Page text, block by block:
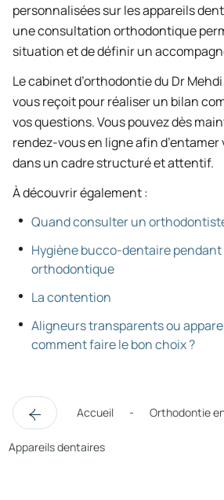
personnalisées sur les appareils
une consultation orthodontique
situation et de définir un
Le cabinet d’orthodontie du Dr Mehdi
vous reçoit pour réaliser un bilan
vos questions. Vous pouvez dès
rendez-vous en ligne afin
dans un cadre structuré et attentif.
À découvrir également :
Quand consulter un
Hygiène bucco-dentaire
orthodontique
La contention
Aligneurs transparents ou
comment faire le bon choix ?
Accueil Orthodontie
Appareils dentaires